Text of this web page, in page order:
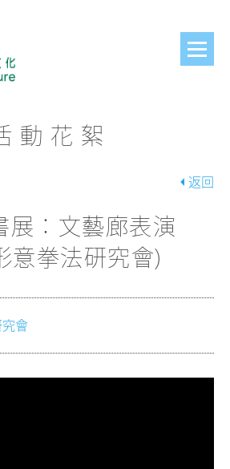
動花絮
返回
展：文藝廊表演
意拳法研究會)
究會